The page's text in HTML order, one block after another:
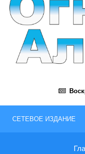
СЕТЕВОЕ ИЗДАНИЕ